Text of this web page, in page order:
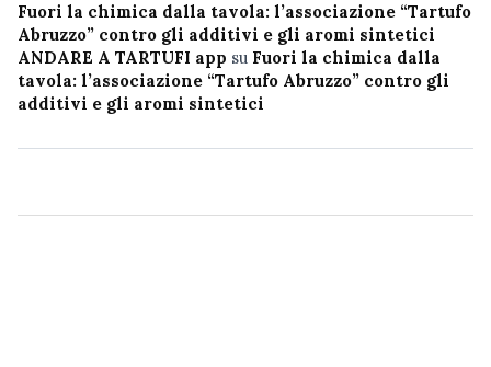
Fuori la chimica dalla tavola: l’associazione “Tartufo
Abruzzo” contro gli additivi e gli aromi sintetici
ANDARE A TARTUFI app su Fuori la chimica dalla
tavola: l’associazione “Tartufo Abruzzo” contro gli
additivi e gli aromi sintetici